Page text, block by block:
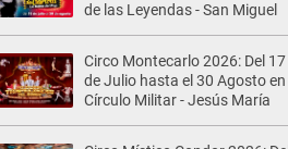
de las Leyendas - San Miguel
Circo Montecarlo 2026: Del 17
de Julio hasta el 30 Agosto en
Círculo Militar - Jesús María